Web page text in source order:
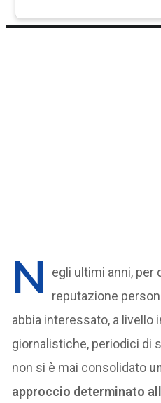
N
egli ultimi anni, per
reputazione
abbia interessato, a livello
giornalistiche, periodici di
non si è mai consolidato
approccio determinato